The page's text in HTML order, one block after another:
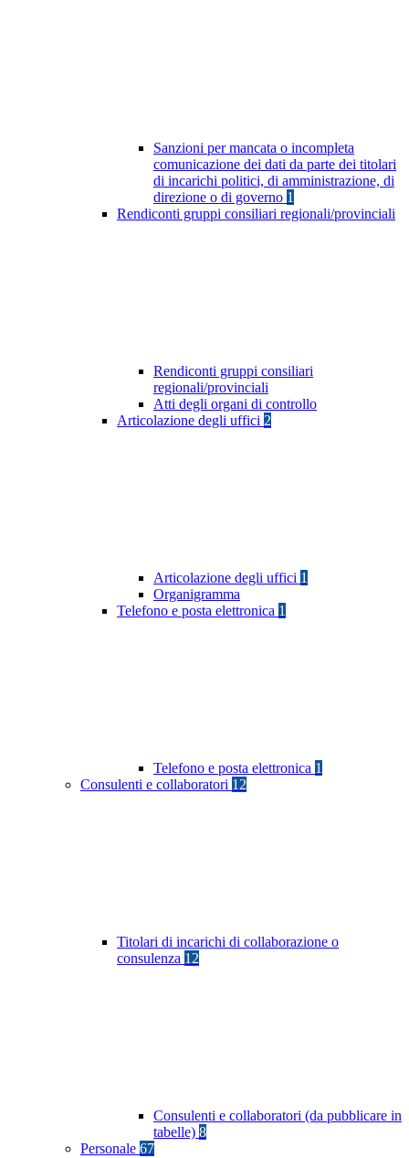
Sanzioni per mancata o incompleta
comunicazione dei dati da parte dei titolari
di incarichi politici, di amministrazione, di
direzione o di governo 1
Rendiconti gruppi consiliari regionali/provinciali
Rendiconti gruppi consiliari
regionali/provinciali
Atti degli organi di controllo
Articolazione degli uffici 2
Articolazione degli uffici 1
Organigramma
Telefono e posta elettronica 1
Telefono e posta elettronica 1
Consulenti e collaboratori 12
Titolari di incarichi di collaborazione o
consulenza 12
Consulenti e collaboratori (da pubblicare in
tabelle) 8
Personale 67